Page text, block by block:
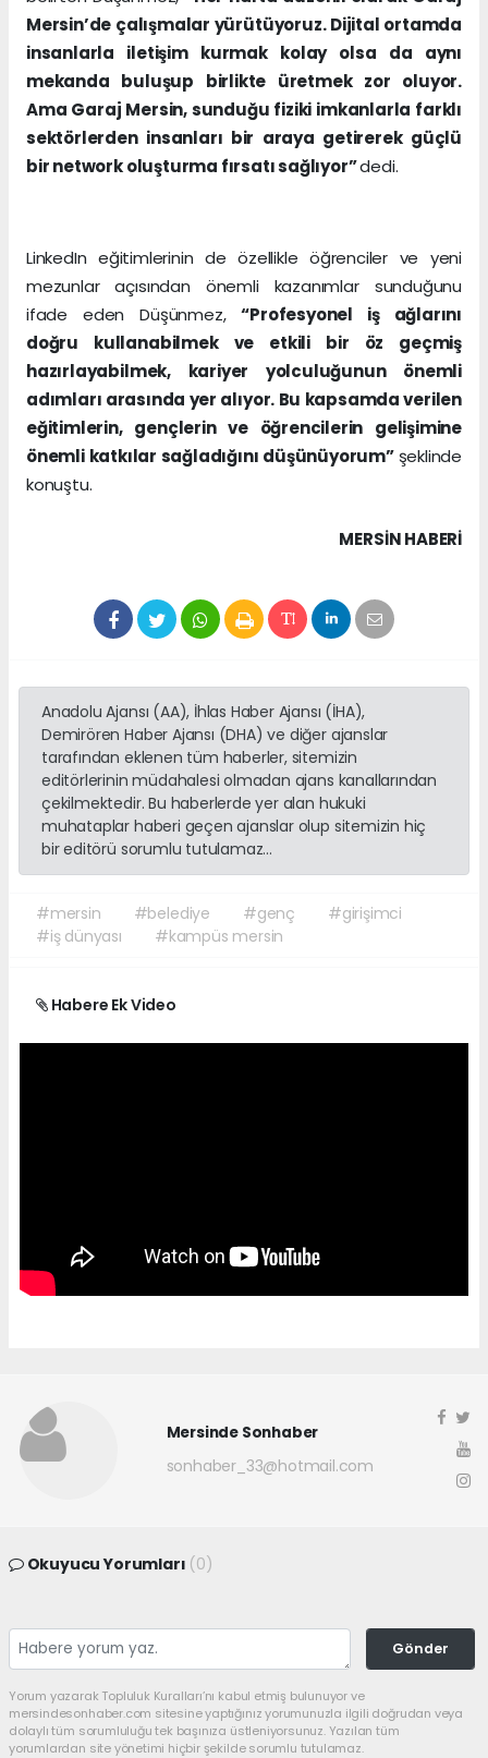
Mersin’de çalışmalar yürütüyoruz. Dijital ortamda
insanlarla iletişim kurmak kolay olsa da aynı
mekanda buluşup birlikte üretmek zor oluyor.
Ama Garaj Mersin, sunduğu fiziki imkanlarla farklı
sektörlerden insanları bir araya getirerek güçlü
bir network oluşturma fırsatı sağlıyor”dedi.
LinkedIn eğitimlerinin de özellikle öğrenciler ve yeni
mezunlar açısından önemli kazanımlar sunduğunu
ifade eden Düşünmez,“Profesyonel iş ağlarını
doğru kullanabilmek ve etkili bir öz geçmiş
hazırlayabilmek, kariyer yolculuğunun önemli
adımları arasında yer alıyor. Bu kapsamda verilen
eğitimlerin, gençlerin ve öğrencilerin gelişimine
önemli katkılar sağladığını düşünüyorum” şeklinde
konuştu.
MERSIN HABERİ
Anadolu Ajansı (AA), İhlas Haber Ajansı (İHA),
Demirören Haber Ajansı (DHA) ve diğer ajanslar
tarafından eklenen tüm haberler, sitemizin
editörlerinin müdahalesi olmadan ajans kanallarından
çekilmektedir. Bu haberlerde yer alan hukuki
muhataplar haberi geçen ajanslar olup sitemizin hiç
bir editörü sorumlu tutulamaz...
#mersin #belediye #genç
#girişimci
#iş dünyası
#kampüs mersin
Habere Ek Video
Mersinde Sonhaber
sonhaber_33@hotmail.com
Okuyucu Yorumları (0)
Gönder
Yorum yazarak Topluluk Kuralları’nı kabul etmiş bulunuyor ve
mersindesonhaber.com sitesine yaptığınız yorumunuzla ilgili doğrudan veya
dolaylı tüm sorumluluğu tek başınıza üstleniyorsunuz. Yazılan tüm
yorumlardan site yönetimi hiçbir şekilde sorumlu tutulamaz.